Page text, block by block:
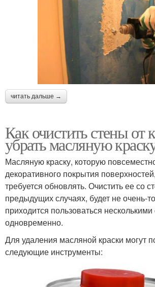
читать дальше →
Как очистить стены от
убрать масляную
Масляную краску, которую
декоративного покрытия
требуется обновлять. Очистить ее со
предыдущих случаях, будет не очень-
приходится пользоваться
одновременно.
Для удаления масляной краски могут
следующие инструменты: